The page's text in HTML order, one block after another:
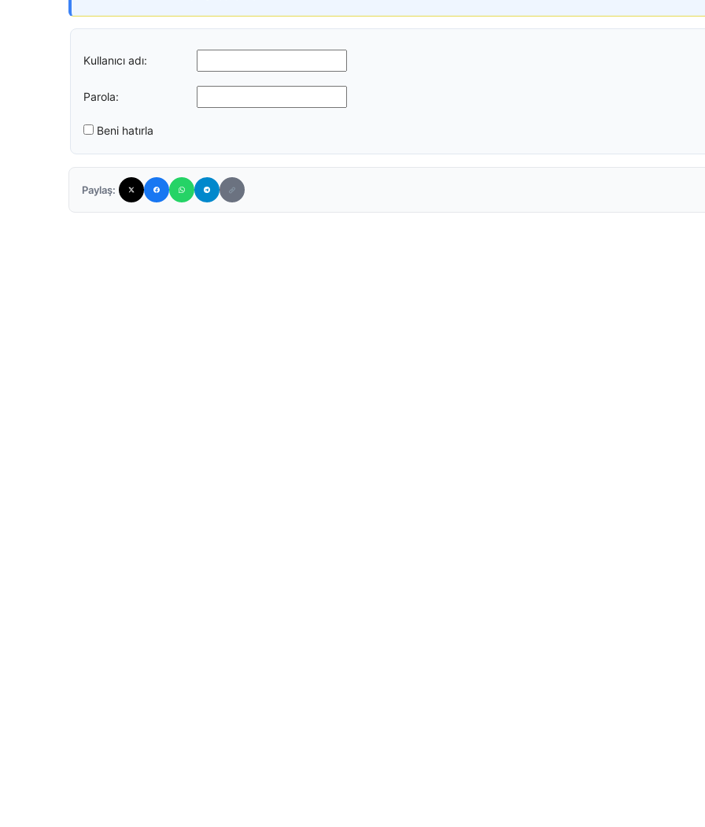
Kullanıcı adı:
Parola:
Beni hatırla
Paylaş: